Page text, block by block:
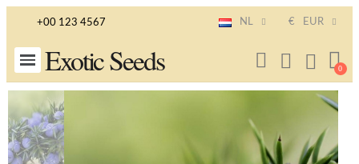
+00 123 4567 NL € EUR
Exotic Seeds